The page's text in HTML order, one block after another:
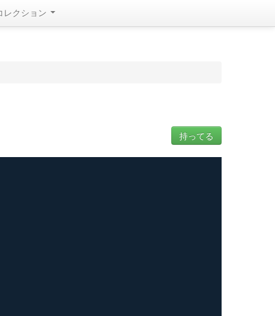
レクション
持ってる